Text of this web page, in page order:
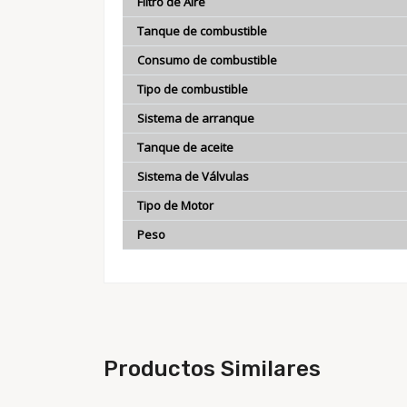
Tanque de combustible
Consumo de combustible
Tipo de combustible
Sistema de arranque
Tanque de aceite
Sistema de Válvulas
Tipo de Motor
Peso
Productos Similares